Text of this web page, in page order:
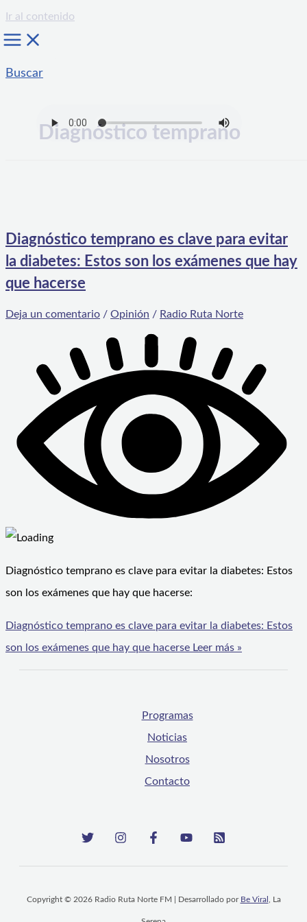
Ir al contenido
Buscar
Diagnóstico temprano
Diagnóstico temprano es clave para evitar
la diabetes: Estos son los exámenes que hay
que hacerse
Deja un comentario / Opinión / Radio Ruta Norte
Diagnóstico temprano es clave para evitar la diabetes: Estos
son los exámenes que hay que hacerse:
Diagnóstico temprano es clave para evitar la diabetes: Estos
son los exámenes que hay que hacerse Leer más »
Programas
Noticias
Nosotros
Contacto
Copyright © 2026 Radio Ruta Norte FM | Desarrollado por Be Viral , La